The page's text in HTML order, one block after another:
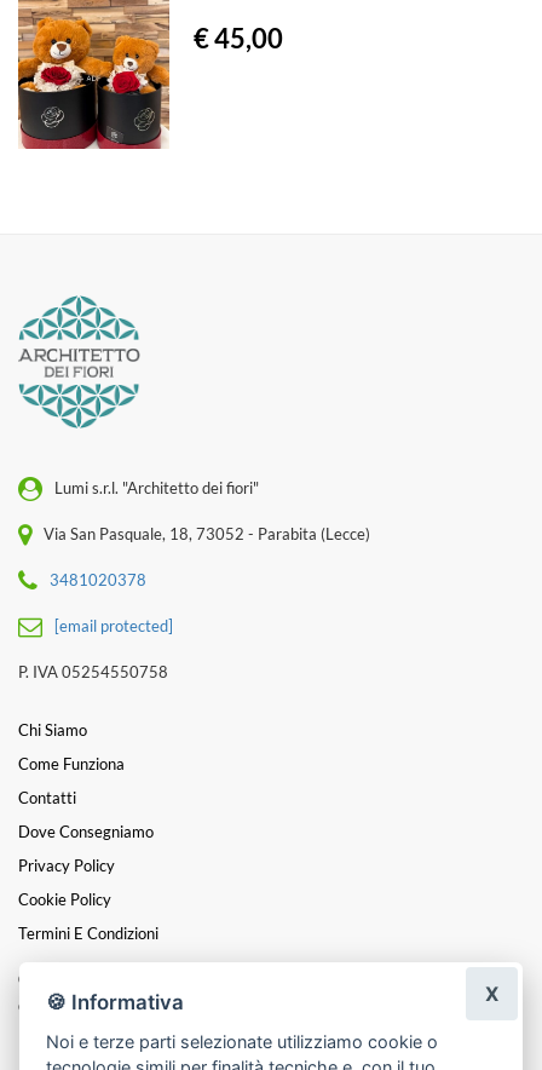
€ 45,00
Lumi s.r.l. "Architetto dei fiori"
Via San Pasquale, 18, 73052 - Parabita (Lecce)
3481020378
[email protected]
P. IVA 05254550758
Chi Siamo
Come Funziona
Contatti
Dove Consegniamo
Privacy Policy
Cookie Policy
Termini E Condizioni
Catalogo:
Cuori
Funebre
🍪 Informativa
Noi e terze parti selezionate utilizziamo cookie o
X